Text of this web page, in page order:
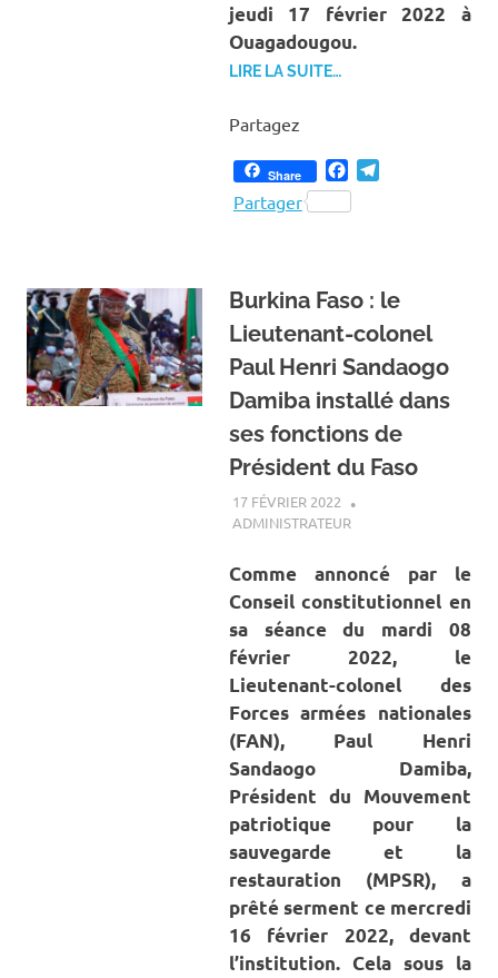
jeudi 17 février 2022 à
Ouagadougou.
LIRE LA SUITE…
Partagez
Share Facebook
Partager
Burkina Faso : le
Lieutenant-colonel
Paul Henri Sandaogo
Damiba installé dans
ses fonctions de
Président du Faso
17 FÉVRIER 2022
ADMINISTRATEURA LA UNE
Comme annoncé par le
Conseil constitutionnel en
sa séance du mardi 08
février 2022, le
Lieutenant-colonel des
Forces armées nationales
(FAN), Paul Henri
Sandaogo Damiba,
Président du Mouvement
patriotique pour la
sauvegarde et la
restauration (MPSR), a
prêté serment ce mercredi
16 février 2022, devant
l’institution. Cela sous la